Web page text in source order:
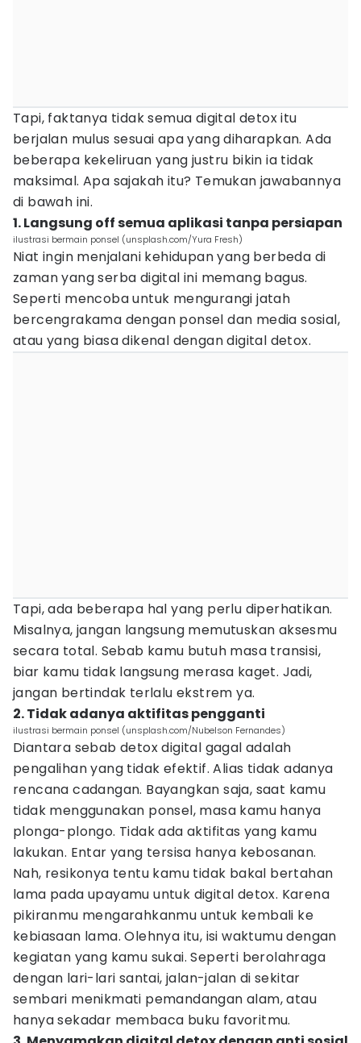
Tapi, faktanya tidak semua digital detox itu
berjalan mulus sesuai apa yang diharapkan. Ada
beberapa kekeliruan yang justru bikin ia tidak
maksimal. Apa sajakah itu? Temukan jawabannya
di bawah ini.
1. Langsung off semua aplikasi tanpa persiapan
ilustrasi bermain ponsel (unsplash.com/Yura Fresh)
Niat ingin menjalani kehidupan yang berbeda di
zaman yang serba digital ini memang bagus.
Seperti mencoba untuk mengurangi jatah
bercengrakama dengan ponsel dan media sosial,
atau yang biasa dikenal dengan digital detox.
Tapi, ada beberapa hal yang perlu diperhatikan.
Misalnya, jangan langsung memutuskan aksesmu
secara total. Sebab kamu butuh masa transisi,
biar kamu tidak langsung merasa kaget. Jadi,
jangan bertindak terlalu ekstrem ya.
2. Tidak adanya aktifitas pengganti
ilustrasi bermain ponsel (unsplash.com/Nubelson Fernandes)
Diantara sebab detox digital gagal adalah
pengalihan yang tidak efektif. Alias tidak adanya
rencana cadangan. Bayangkan saja, saat kamu
tidak menggunakan ponsel, masa kamu hanya
plonga-plongo. Tidak ada aktifitas yang kamu
lakukan. Entar yang tersisa hanya kebosanan.
Nah, resikonya tentu kamu tidak bakal bertahan
lama pada upayamu untuk digital detox. Karena
pikiranmu mengarahkanmu untuk kembali ke
kebiasaan lama. Olehnya itu, isi waktumu dengan
kegiatan yang kamu sukai. Seperti berolahraga
dengan lari-lari santai, jalan-jalan di sekitar
sembari menikmati pemandangan alam, atau
hanya sekadar membaca buku favoritmu.